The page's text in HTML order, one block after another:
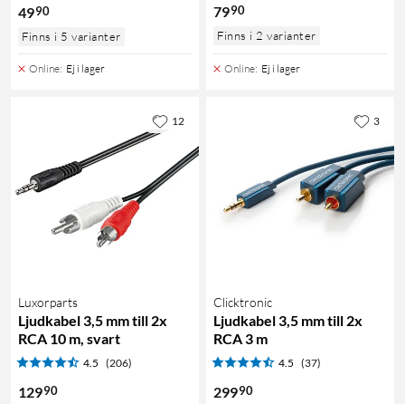
4990
Finns i 5 varianter
Online: Ej i lager
7990
Finns i 2 varianter
Online: Ej i lager
Luxorparts
Ljudkabel 3,5 mm till 2x
RCA 10 m, svart
4.5 (206)
12990
12
Clicktronic
Ljudkabel 3,5 mm till 2x
RCA 3 m
4.5 (37)
29990
3